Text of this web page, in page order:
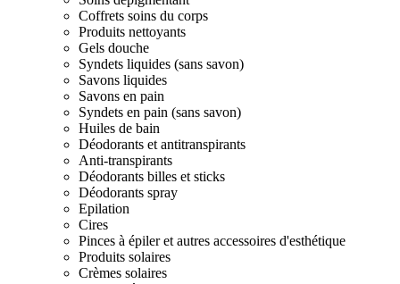
Coffrets soins du corps
Produits nettoyants
Gels douche
Syndets liquides (sans savon)
Savons liquides
Savons en pain
Syndets en pain (sans savon)
Huiles de bain
Déodorants et antitranspirants
Anti-transpirants
Déodorants billes et sticks
Déodorants spray
Epilation
Cires
Pinces à épiler et autres accessoires d'esthétique
Produits solaires
Crèmes solaires